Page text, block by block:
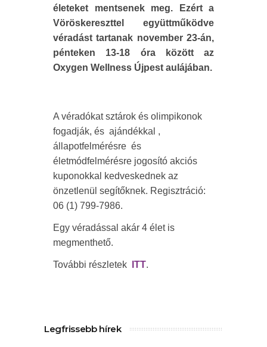
életeket mentsenek meg. Ezért a
Vöröskereszttel együttműködve
véradást tartanak november 23-án,
pénteken 13-18 óra között az
Oxygen Wellness Újpest aulájában.
A véradókat sztárok és olimpikonok
fogadják, és ajándékkal ,
állapotfelmérésre és
életmódfelmérésre jogosító akciós
kuponokkal kedveskednek az
önzetlenül segítőknek. Regisztráció:
06 (1) 799-7986.
Egy véradással akár 4 élet is
megmenthető.
További részletek ITT.
Legfrissebb hírek